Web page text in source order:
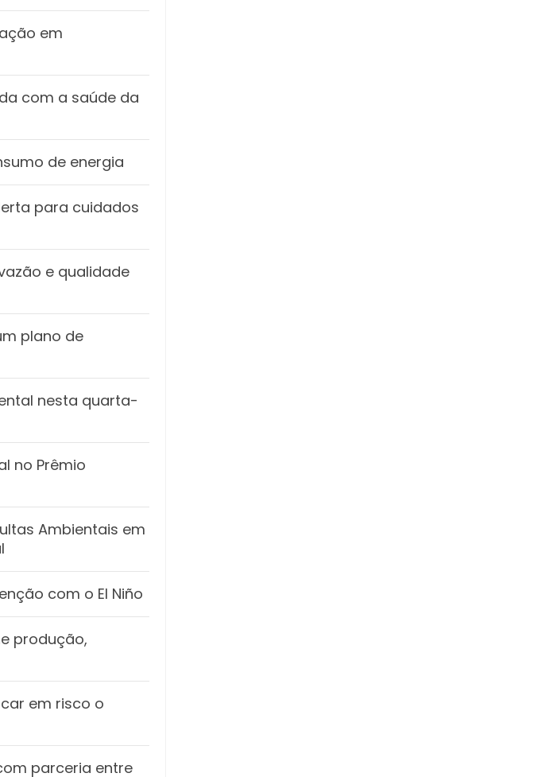
em
com a saúde da
de energia
para cuidados
e qualidade
plano de
nesta quarta-
no Prêmio
Ambientais em
com o El Niño
produção,
em risco o
parceria entre